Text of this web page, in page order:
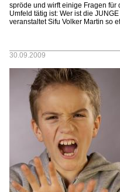
spröde und wirft einige Fragen
Umfeld tätig ist: Wer ist die
veranstaltet Sifu Volker Martin so
30.09.2009